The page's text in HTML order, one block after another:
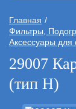
Главная
Фильтры,
Аксессуары для
29007
(тип Н)